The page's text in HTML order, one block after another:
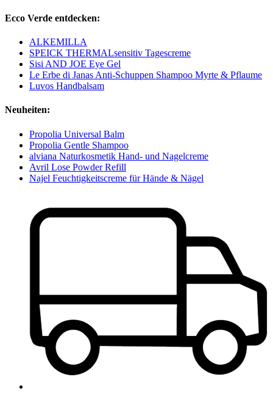
Ecco Verde entdecken:
ALKEMILLA
SPEICK THERMALsensitiv Tagescreme
Sisi AND JOE Eye Gel
Le Erbe di Janas Anti-Schuppen Shampoo Myrte & Pflaume
Luvos Handbalsam
Neuheiten:
Propolia Universal Balm
Propolia Gentle Shampoo
alviana Naturkosmetik Hand- und Nagelcreme
Avril Lose Powder Refill
Najel Feuchtigkeitscreme für Hände & Nägel